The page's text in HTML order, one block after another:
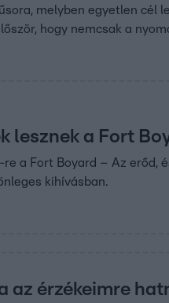
melyben egyetlen cél
hogy nemcsak a
lesznek a Fort
a Fort Boyard – Az erőd,
kihívásban.
az érzékeimre